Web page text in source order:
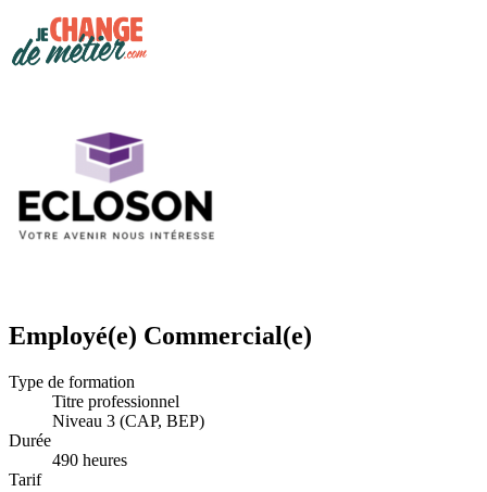
Employé(e) Commercial(e)
Type de formation
Titre professionnel
Niveau 3 (CAP, BEP)
Durée
490 heures
Tarif